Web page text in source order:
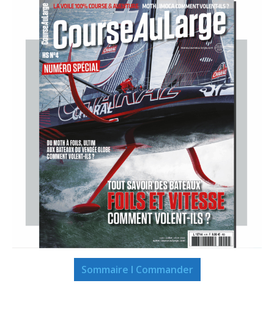
Sommaire I Commander